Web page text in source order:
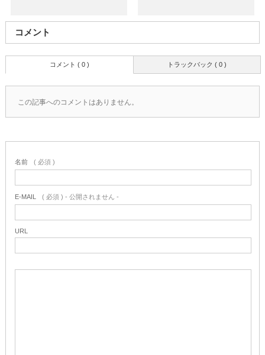
コメント
トラックバック ( 0 )
コメント ( 0 )
この記事へのコメントはありません。
名前 ( 必須 )
E-MAIL ( 必須 ) - 公開されません -
URL